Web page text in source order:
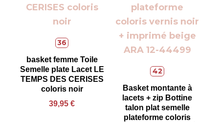
36
basket femme Toile
Semelle plate Lacet LE
TEMPS DES CERISES
coloris noir
39,95 €
42
Basket montante à
lacets + zip Bottine
talon plat semelle
plateforme coloris